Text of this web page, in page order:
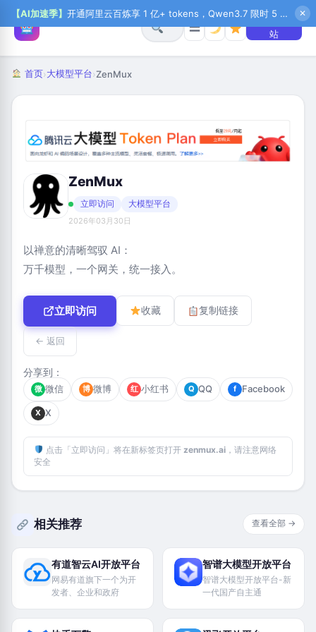
【AI加速季】 开通阿里云百炼享 1 亿+ tokens，Qwen3.7 限时 5 折起，秒悟新注送 1 万积分，加入 OPC 赢百万助力金，QoderWork CN 首月 0 元 ✕
☰
+ 提交网
站
首页›大模型平台›ZenMux
ZenMux
立即访问 大模型平台
2026年03月30日
以禅意的清晰驾驭 AI：
万千模型，一个网关，统一接入。
立即访问 收藏 复制链接
← 返回
分享到：
微 微信 博 微博 红 小红书 Q QQ f Facebook
X X
点击「立即访问」将在新标签页打开 zenmux.ai，请注意网络
安全
相关推荐 查看全部 →
有道智云AI开放平台
网易有道旗下一个为开
发者、企业和政府
智谱大模型开放平台
智谱大模型开放平台-新
一代国产自主通